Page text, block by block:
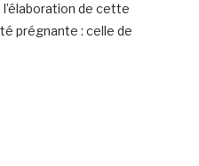
de cette
prégnante : celle de